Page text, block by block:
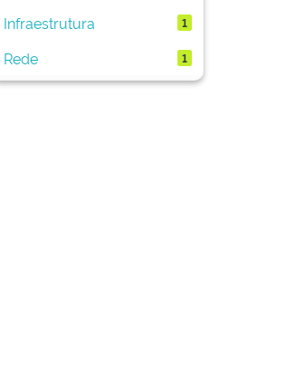
Infraestrutura 1
Rede 1